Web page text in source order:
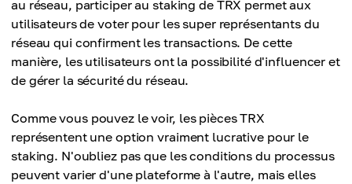
au réseau, participer au staking de TRX permet aux
utilisateurs de voter pour les super représentants du
réseau qui confirment les transactions. De cette
manière, les utilisateurs ont la possibilité d'influencer et
de gérer la sécurité du réseau.
Comme vous pouvez le voir, les pièces TRX
représentent une option vraiment lucrative pour le
staking. N'oubliez pas que les conditions du processus
peuvent varier d'une plateforme à l'autre, mais elles